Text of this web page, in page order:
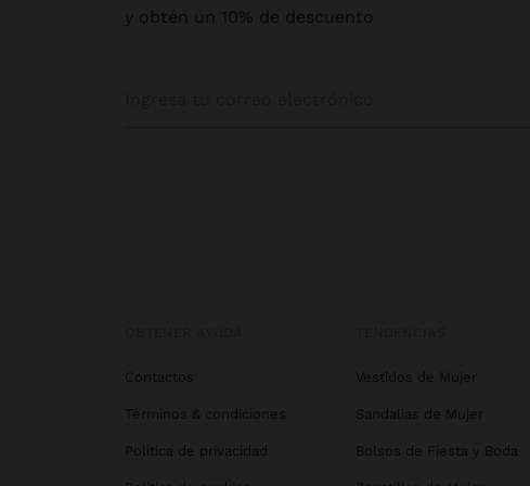
y obtén un 10% de descuento
Contactos
Términos & condiciones
Política de privacidad
Vestidos de Mujer
Sandalias de Mujer
Bolsos de Fiesta y Boda